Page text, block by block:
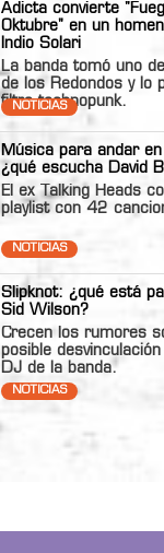
Adicta convierte
Oktubre" en un
Indio Solari
La banda tomó uno
de los Redondos y lo
filtro technopunk.
NOTICIAS
Música para andar
¿qué escucha David
El ex Talking Heads
playlist con 42
NOTICIAS
Slipknot: ¿qué está
Sid Wilson?
Crecen los rumores
posible
DJ de la banda.
NOTICIAS